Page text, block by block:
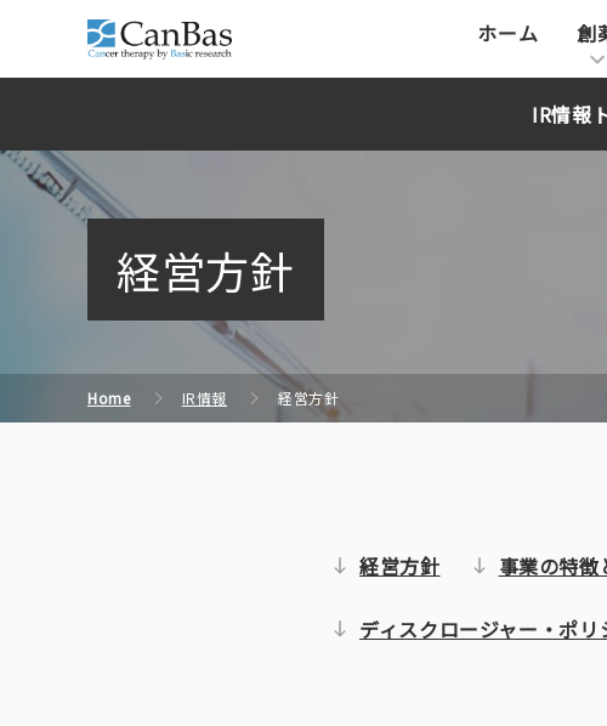
ホーム 創
IR情報
経営方針
Home IR情報 経営方針
経営方針 事業の特徴
ディスクロージャー・ポリ